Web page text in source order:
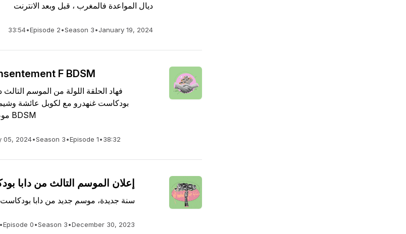
ديال المواعدة فالمغرب ، قبل وبعد الانترنت
January 19, 2024
•
Season 3
•
Episode 2
•
33:54
F BDSM
فهاد الحلقة اللولة من الموسم التالث
بودكاست غنهدرو مع لكوبل عائشة
موضوع الـ BDSM
05, 2024•Season 3•Episode 1•38:32
إعلان الموسم التالث من دابا
سنة جديدة، موسم جديد من دابا
December 30, 2023
•
Season 3
•
Episode 0
•